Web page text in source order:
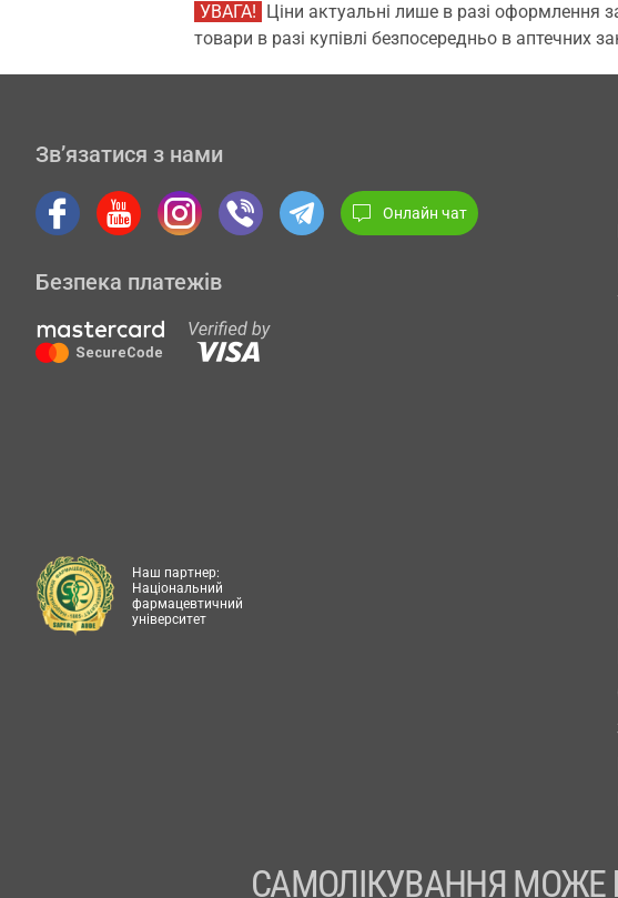
УВАГА! Ціни актуальні лише в разі оформлення
товари в разі купівлі безпосередньо в аптечних
Зв’язатися з нами
Онлайн чат
Безпека платежів
Наш партнер:
Національний
фармацевтичний
університет
САМОЛІКУВАННЯ МОЖЕ